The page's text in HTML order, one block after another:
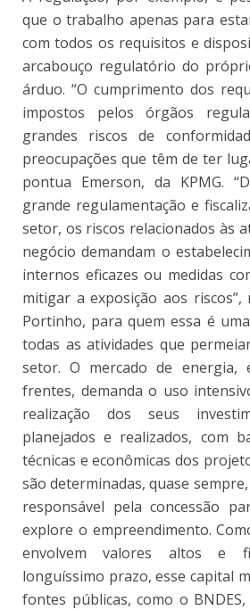
que o trabalho apenas para
com todos os requisitos e
arcabouço regulatório do
árduo. “O cumprimento dos
impostos pelos órgãos
grandes riscos de
preocupações que têm de ter
pontua Emerson, da KPMG.
grande regulamentação e
setor, os riscos relacionados às
negócio demandam o
internos eficazes ou medidas
mitigar a exposição aos riscos”,
Portinho, para quem essa é
todas as atividades que
setor. O mercado de energia,
frentes, demanda o uso
realização dos seus
planejados e realizados, com
técnicas e econômicas dos
são determinadas, quase
responsável pela concessão
explore o empreendimento.
envolvem valores altos e
longuíssimo prazo, esse capital
fontes públicas, como o